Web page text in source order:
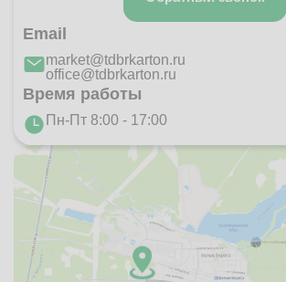
Email
market@tdbrkarton.ru
office@tdbrkarton.ru
Время работы
Пн-Пт 8:00 - 17:00